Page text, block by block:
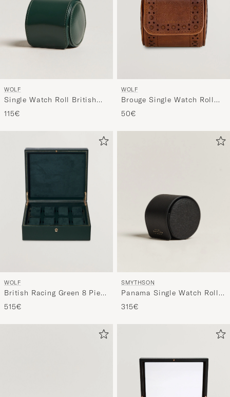
WOLF
Single Watch Roll British
Racing Green
115€
WOLF
Brouge Single Watch Roll
Burnished Brown
50€
WOLF
British Racing Green 8 Piece
Watch Box
515€
SMYTHSON
Panama Single Watch Roll
Black
315€